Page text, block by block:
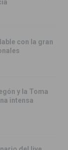
con la gran
y la Toma
intensa